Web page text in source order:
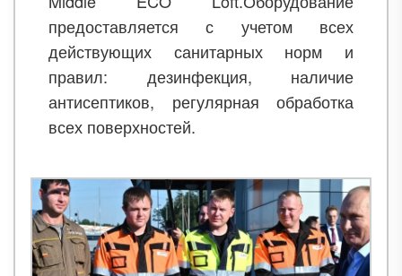
предоставляется с учетом всех
действующих санитарных норм и
правил: дезинфекция, наличие
антисептиков, регулярная обработка
всех поверхностей.